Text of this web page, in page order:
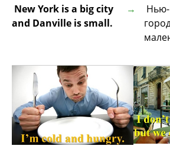
New York is a big city
and Danville is small.